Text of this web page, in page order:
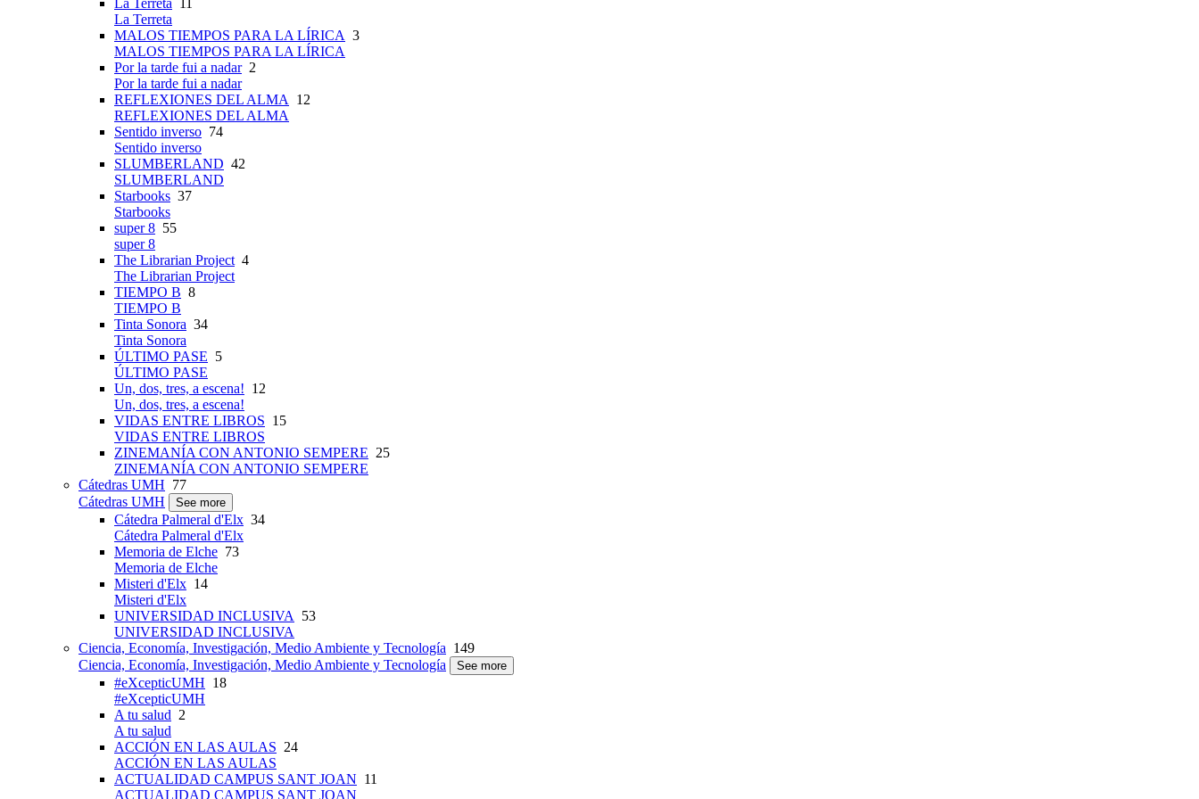
La Terreta
La Terreta
MALOS TIEMPOS PARA LA LÍRICA 3
MALOS TIEMPOS PARA LA LÍRICA
Por la tarde fui a nadar2
Por la tarde fui a nadar
REFLEXIONES DEL ALMA
12
REFLEXIONES DEL ALMA
Sentido inverso 74
Sentido inverso
SLUMBERLAND 42
SLUMBERLAND
Starbooks 37
Starbooks
super 8 55
super 8
The Librarian Project 4
The Librarian Project
TIEMPO B 8
TIEMPO B
Tinta Sonora 34
Tinta Sonora
ÚLTIMO PASE 5
ÚLTIMO PASE
Un, dos, tres, a escena! 12
Un, dos, tres, a escena!
VIDAS ENTRE LIBROS 15
VIDAS ENTRE LIBROS
ZINEMANÍA CON ANTONIO SEMPERE 25
ZINEMANÍA CON ANTONIO SEMPERE
Cátedras UMH 77
Cátedras UMH
See more
Cátedra Palmeral d'Elx 34
Cátedra Palmeral d'Elx
Memoria de Elche 73
Memoria de Elche
Misteri d'Elx 14
Misteri d'Elx
UNIVERSIDAD INCLUSIVA
53
UNIVERSIDAD INCLUSIVA
Ciencia, Economía, Investigación, Medio Ambiente y Tecnología 149
Ciencia, Economía, Investigación, Medio Ambiente y Tecnología
See more
#eXcepticUMH 18
#eXcepticUMH
A tu salud 2
A tu salud
ACCIÓN EN LAS AULAS 24
ACCIÓN EN LAS AULAS
ACTUALIDAD CAMPUS SANT JOAN 11
ACTUALIDAD CAMPUS SANT JOAN